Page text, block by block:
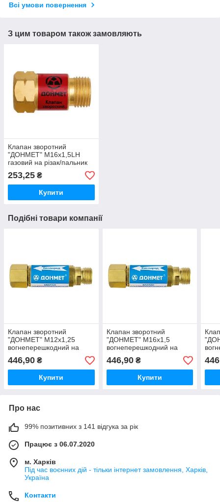
Всі умови повернення
З цим товаром також замовляють
Клапан зворотний
"ДОНМЕТ" М16х1,5LH
газовий на різак/пальник
253,25 ₴
Купити
Подібні товари компанії
Клапан зворотний
"ДОНМЕТ" М12х1,25
вогнеперешкодний на
446,90 ₴
Купити
Клапан зворотний
"ДОНМЕТ" М16х1,5
вогнеперешкодний на
446,90₴
Купити
Про нас
99% позитивних з 141 відгука за рік
Працює з 06.07.2020
м. Харків
Під час воєнних дій - тільки інтернет замовлення, Харків,
Україна
Контакти